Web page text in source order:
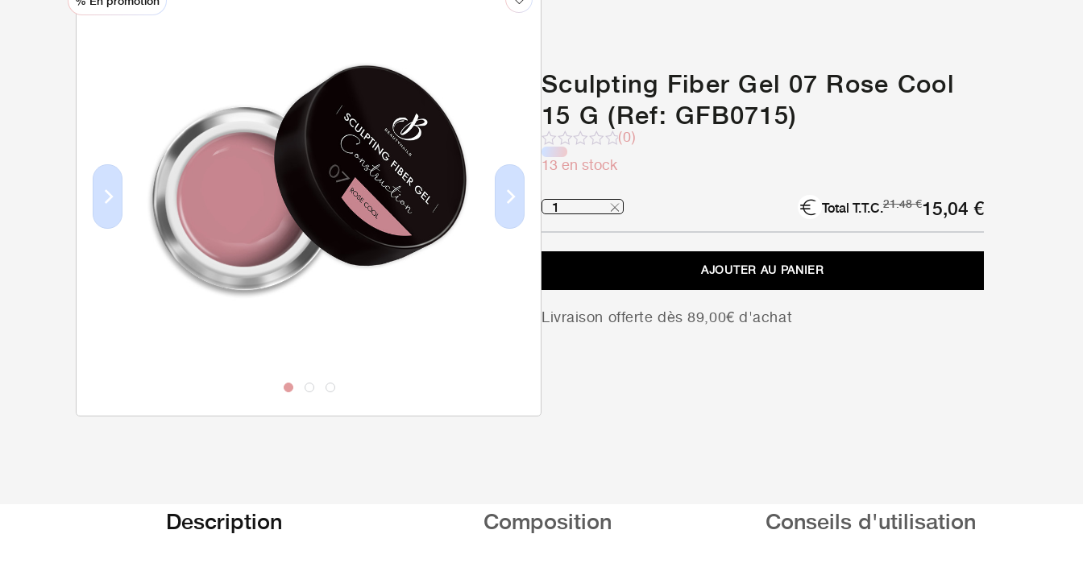
Previous Next
Sculpting Fiber Gel 07 Rose Cool
15 G (Ref: GFB0715)
Note
sur
(0)
13 en stock
Total T.T.C.21.48€Le
prix
initial
15,04 €Le
prix
actuel
AJOUTER AU PANIER
Livraison offerte dès 89,00€ d'achat
Description Composition Conseils d'utilisation